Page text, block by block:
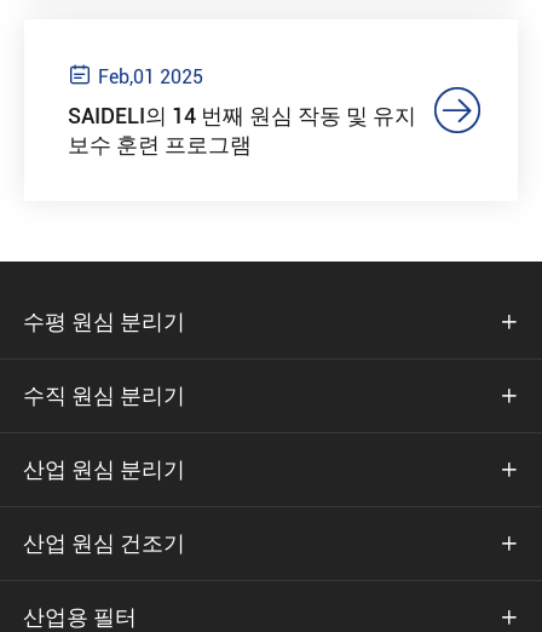
 Feb,01 2025
SAIDELI의 14 번째 원심 작동 및 유지
보수 훈련 프로그램

수평 원심 분리기 
수직 원심 분리기 
산업 원심 분리기 
산업 원심 건조기 
산업용 필터 